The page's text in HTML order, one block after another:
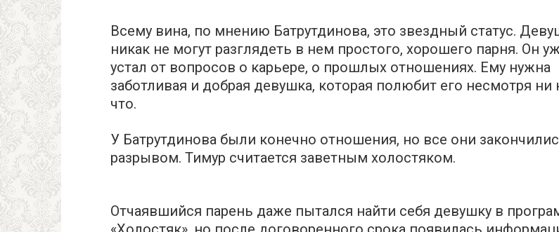
Всему вина, по мнению Батрутдинова, это звездный статус.
никак не могут разглядеть в нем простого, хорошего парня. Он
устал от вопросов о карьере, о прошлых отношениях. Ему нужна
заботливая и добрая девушка, которая полюбит его несмотря ни
что.
У Батрутдинова были конечно отношения, но все они
разрывом. Тимур считается заветным холостяком.
Отчаявшийся парень даже пытался найти себя девушку в